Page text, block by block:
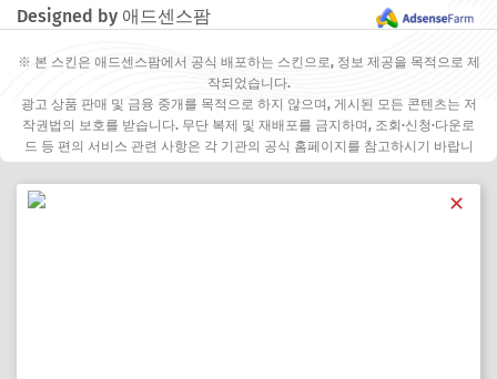
Designed by 애드센스팜
※ 본 스킨은 애드센스팜에서 공식 배포하는 스킨으로, 정보 제공을 목적으로 제
작되었습니다.
광고 상품 판매 및 금융 중개를 목적으로 하지 않으며, 게시된 모든 콘텐츠는 저
작권법의 보호를 받습니다. 무단 복제 및 재배포를 금지하며, 조회·신청·다운로
드 등 편의 서비스 관련 사항은 각 기관의 공식 홈페이지를 참고하시기 바랍니
✕